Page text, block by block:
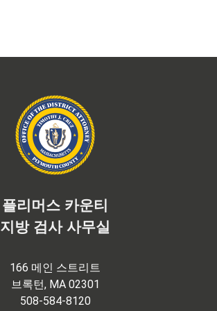
플리머스 카운티
지방 검사 사무실
166 메인 스트리트
브록턴, MA 02301
508-584-8120